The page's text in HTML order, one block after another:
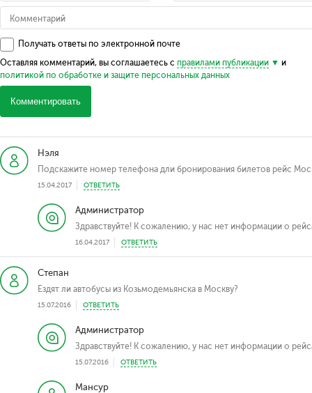
Получать ответы по электронной почте
Оставляя комментарий, вы соглашаетесь с правилами публикации
и
политикой по обработке и защите персональных данных
Комментировать
Нэля
Подскажите номер телефона дли бронирования билетов рейс
15.04.2017 ОТВЕТИТЬ
Администратор
Здравствуйте! К сожалению, у нас нет информации о
16.04.2017 ОТВЕТИТЬ
Степан
Ездят ли автобусы из Козьмодемьянска в Москву?
15.07.2016 ОТВЕТИТЬ
Администратор
Здравствуйте! К сожалению, у нас нет информации о
15.07.2016 ОТВЕТИТЬ
Мансур